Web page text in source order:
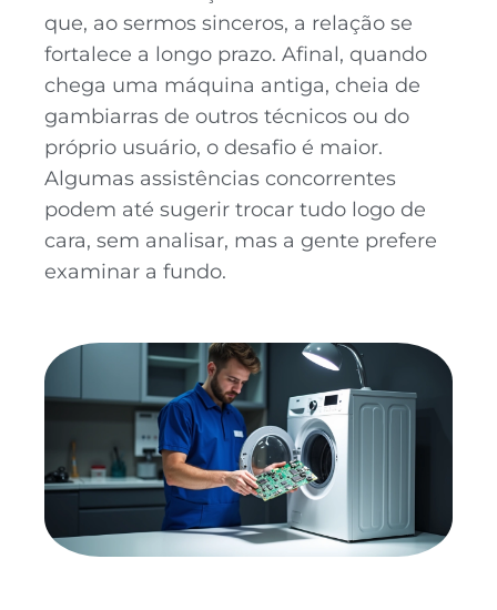
que, ao sermos sinceros, a relação se
fortalece a longo prazo. Afinal, quando
chega uma máquina antiga, cheia de
gambiarras de outros técnicos ou do
próprio usuário, o desafio é maior.
Algumas assistências concorrentes
podem até sugerir trocar tudo logo de
cara, sem analisar, mas a gente prefere
examinar a fundo.